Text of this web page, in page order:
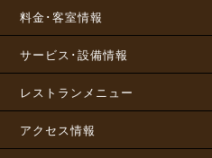
料金･客室情報
サービス･設備情報
レストランメニュー
アクセス情報